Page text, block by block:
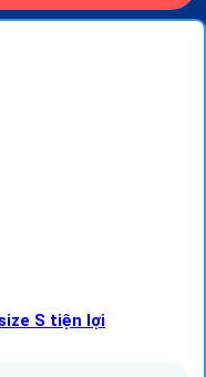
S tiện lợi